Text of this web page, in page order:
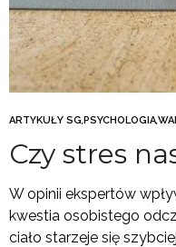
ARTYKUŁY SG,PSYCHOLOGIA,
Czy stres
W opinii ekspertów
kwestia osobistego
ciało starzeje się